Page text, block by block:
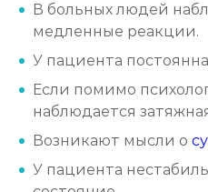
В больных людей
медленные реакции.
У пациента
Если помимо
наблюдается
Возникают мысли о
У пациента